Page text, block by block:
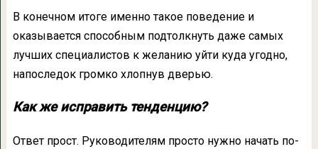
В конечном итоге именно такое поведение и
оказывается способным подтолкнуть даже самых
лучших специалистов к желанию уйти куда угодно,
напоследок громко хлопнув дверью.
Как же исправить тенденцию?
Ответ прост. Руководителям просто нужно начать по-